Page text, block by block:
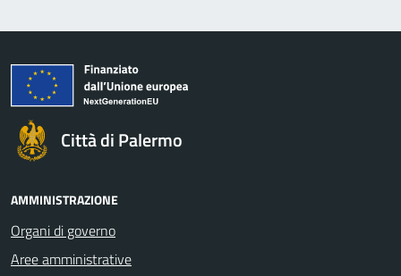
Città di Palermo
AMMINISTRAZIONE
Organi di governo
Aree amministrative